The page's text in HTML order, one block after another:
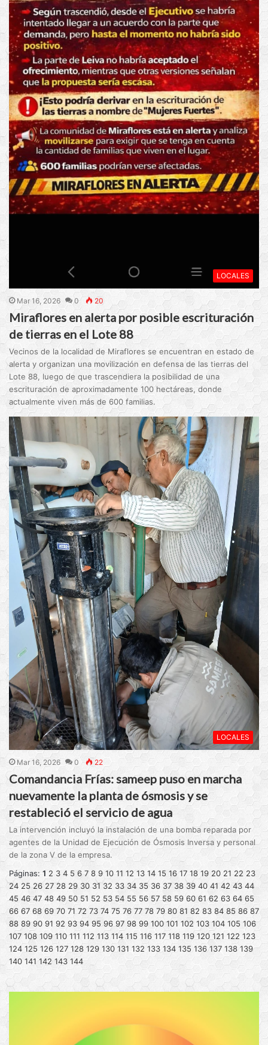
LOCALES
Mar 16, 2026 0 20
Miraflores en alerta por posible escrituración
de tierras en el Lote 88
Vecinos de la localidad de Miraflores se encuentran en estado de
alerta y organizan una movilización en defensa de las tierras del
Lote 88, luego de que trascendiera la posibilidad de una
escrituración de aproximadamente 100 hectáreas, donde
actualmente viven más de 600 familias.
LOCALES
Mar 16, 2026 0 22
Comandancia Frías: sameep puso en marcha
nuevamente la planta de ósmosis y se
restableció el servicio de agua
La intervención incluyó la instalación de una bomba reparada por
agentes de la Unidad de Ejecución de Ósmosis Inversa y personal
de la zona V de la empresa.
Páginas: 1 2 3 4 5 6 7 8 9 10 11 12 13 14 15 16 17 18 19 20 21 22 23
24 25 26 27 28 29 30 31 32 33 34 35 36 37 38 39 40 41 42 43 44
45 46 47 48 49 50 51 52 53 54 55 56 57 58 59 60 61 62 63 64 65
66 67 68 69 70 71 72 73 74 75 76 77 78 79 80 81 82 83 84 85 86 87
88 89 90 91 92 93 94 95 96 97 98 99 100 101 102 103 104 105 106
107 108 109 110 111 112 113 114 115 116 117 118 119 120 121 122 123
124 125 126 127 128 129 130 131 132 133 134 135 136 137 138 139
140 141 142 143 144